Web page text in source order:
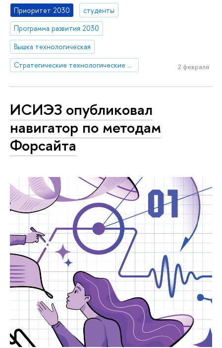
Приоритет 2030
студенты
Программа развития 2030
Вышка технологическая
Стратегические технологические проекты
2 февраля
ИСИЭЗ опубликовал
навигатор по методам
Форсайта